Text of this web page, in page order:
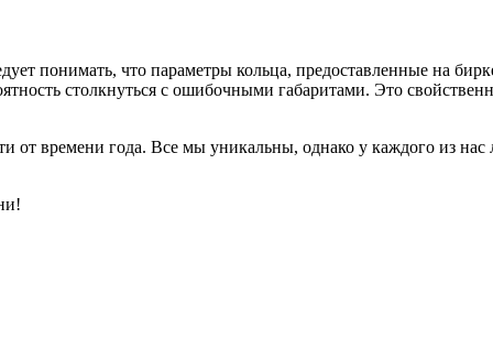
понимать, что параметры кольца, предоставленные на
столкнуться с ошибочными габаритами. Это
от времени года. Все мы уникальны, однако у каждого из